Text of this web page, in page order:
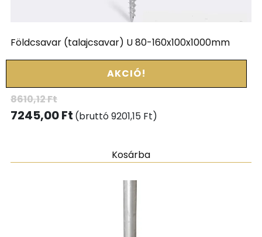
Földcsavar (talajcsavar) U 80-160x100x1000mm
AKCIÓ!
8610,12Ft
7245,00Ft (bruttó9201,15 Ft)
Kosárba